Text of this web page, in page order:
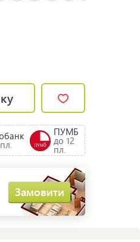
ПУМБ
до 12
пл.
Замовити